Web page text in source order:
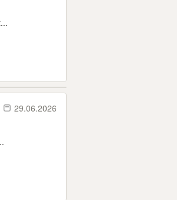
29.06.2026